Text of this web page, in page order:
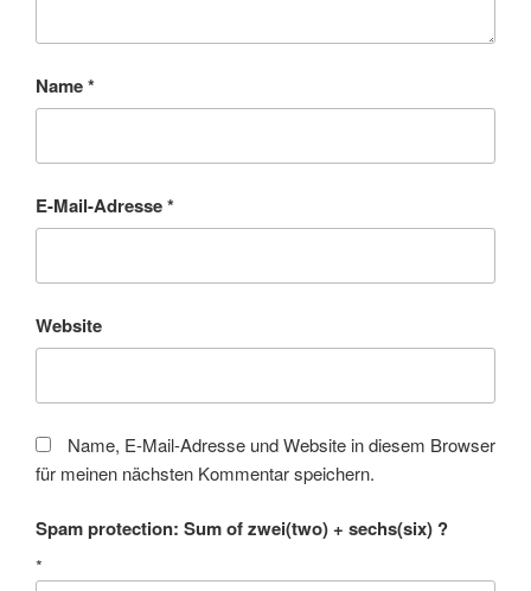
Name*
E-Mail-Adresse*
Website
Name, E-Mail-Adresse und Website in diesem Browser
für meinen nächsten Kommentar speichern.
Spam protection: Sum of zwei(two) + sechs(six) ?
*